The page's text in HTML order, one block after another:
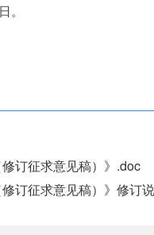
订征求意见稿）》.doc
订征求意见稿）》修订